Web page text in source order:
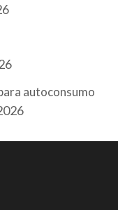
autoconsumo